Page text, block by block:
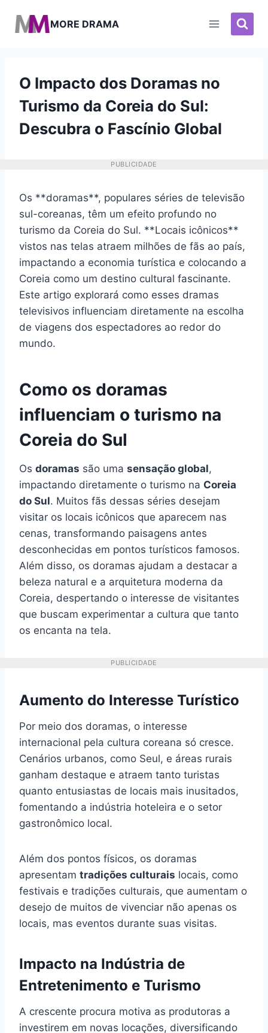
para
MORE DRAMA
O Impacto dos Doramas no
Turismo da Coreia do Sul:
Descubra o Fascínio Global
PUBLICIDADE
Os **doramas**, populares séries de televisão
sul-coreanas, têm um efeito profundo no
turismo da Coreia do Sul. **Locais icônicos**
vistos nas telas atraem milhões de fãs ao país,
impactando a economia turística e colocando a
Coreia como um destino cultural fascinante.
Este artigo explorará como esses dramas
televisivos influenciam diretamente na escolha
de viagens dos espectadores ao redor do
mundo.
Como os doramas
influenciam o turismo na
Coreia do Sul
Os doramas são uma sensação global,
impactando diretamente o turismo na Coreia
do Sul. Muitos fãs dessas séries desejam
visitar os locais icônicos que aparecem nas
cenas, transformando paisagens antes
desconhecidas em pontos turísticos famosos.
Além disso, os doramas ajudam a destacar a
beleza natural e a arquitetura moderna da
Coreia, despertando o interesse de visitantes
que buscam experimentar a cultura que tanto
os encanta na tela.
PUBLICIDADE
Aumento do Interesse Turístico
Por meio dos doramas, o interesse
internacional pela cultura coreana só cresce.
Cenários urbanos, como Seul, e áreas rurais
ganham destaque e atraem tanto turistas
quanto entusiastas de locais mais inusitados,
fomentando a indústria hoteleira e o setor
gastronômico local.
Além dos pontos físicos, os doramas
apresentam tradições culturais locais, como
festivais e tradições culturais, que aumentam o
desejo de muitos de vivenciar não apenas os
locais, mas eventos durante suas visitas.
Impacto na Indústria de
Entretenimento e Turismo
A crescente procura motiva as produtoras a
investirem em novas locações, diversificando